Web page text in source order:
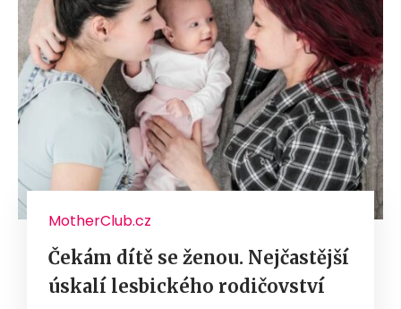
MotherClub.cz
Čekám dítě se ženou. Nejčastější
úskalí lesbického rodičovství